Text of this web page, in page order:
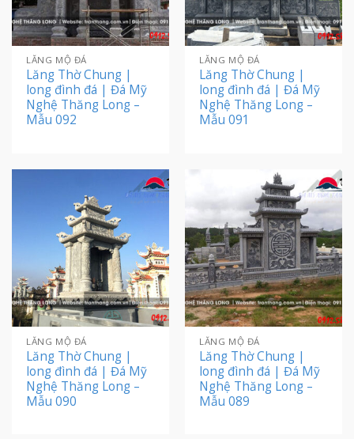
LĂNG MỘ ĐÁ
Lăng Thờ Chung |
long đình đá | Đá Mỹ
Nghệ Thăng Long –
Mẫu 092
LĂNG MỘ ĐÁ
Lăng Thờ Chung |
long đình đá | Đá Mỹ
Nghệ Thăng Long –
Mẫu 091
LĂNG MỘ ĐÁ
Lăng Thờ Chung |
long đình đá | Đá Mỹ
Nghệ Thăng Long –
Mẫu 090
LĂNG MỘ ĐÁ
Lăng Thờ Chung |
long đình đá | Đá Mỹ
Nghệ Thăng Long –
Mẫu 089